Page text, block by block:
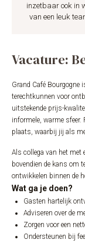
inzetbaar ook in
van een leuk
Vacature:
Grand Café Bourgogne
terechtkunnen voor
uitstekende prijs-
informele, warme sfeer.
plaats, waarbij jij als
Als collega van het met
bovendien de kans om
ontwikkelen binnen de
Wat ga je doen?
Gasten hartelijk
Adviseren over de
Zorgen voor een
Ondersteunen bij